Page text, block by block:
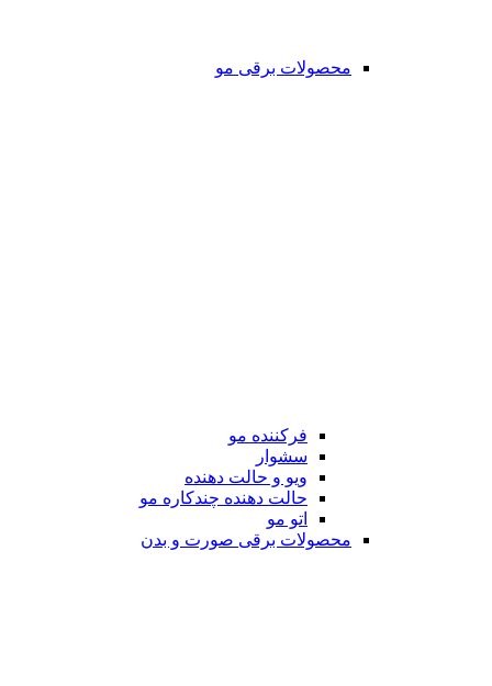
محصولات برقی مو
فرکننده مو
سشوار
ویو و حالت دهنده
حالت دهنده چندکاره مو
اتو مو
محصولات برقی صورت و بدن